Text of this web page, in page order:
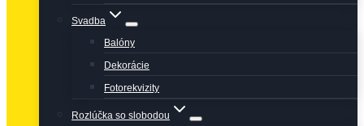
Svadba
Balóny
Dekorácie
Fotorekvizity
Rozlúčka so slobodou